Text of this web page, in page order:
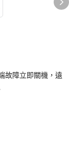
故障立即關機，遠